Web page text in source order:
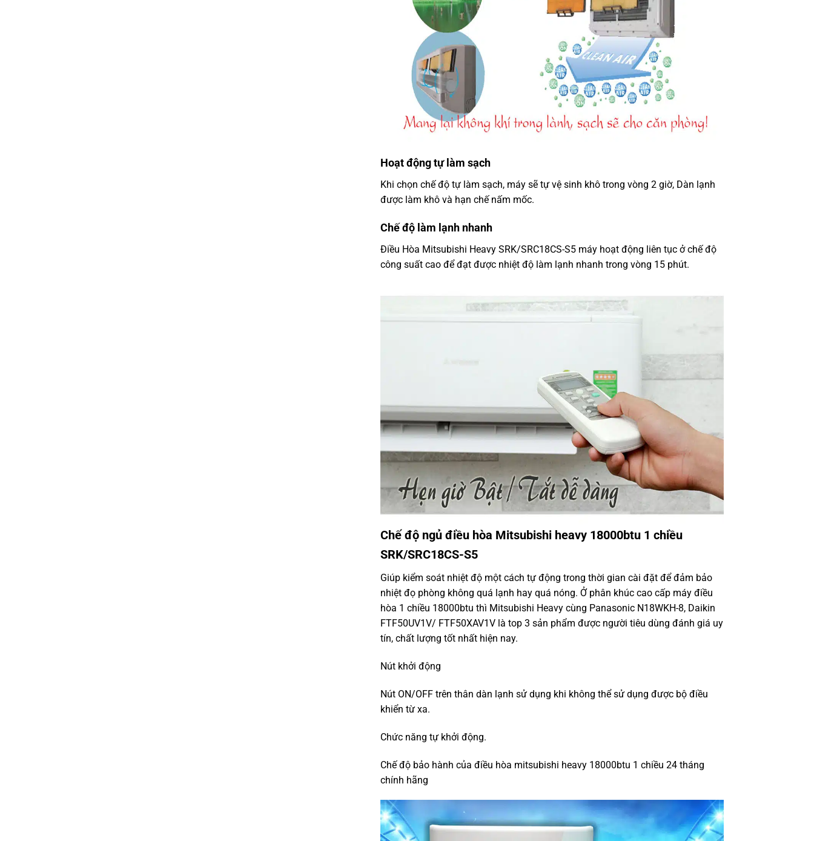
Hoạt động tự làm sạch
Khi chọn chế độ tự làm sạch, máy sẽ tự vệ sinh khô trong vòng 2 giờ, Dàn lạnh
được làm khô và hạn chế nấm mốc.
Chế độ làm lạnh nhanh
Điều Hòa Mitsubishi Heavy SRK/SRC18CS-S5 máy hoạt động liên tục ở chế độ
công suất cao để đạt được nhiệt độ làm lạnh nhanh trong vòng 15 phút.
Chế độ ngủ điều hòa Mitsubishi heavy 18000btu 1 chiều
SRK/SRC18CS-S5
Giúp kiểm soát nhiệt độ một cách tự động trong thời gian cài đặt để đảm bảo
nhiệt đọ phòng không quá lạnh hay quá nóng. Ở phân khúc cao cấp máy điều
hòa 1 chiều 18000btu thì Mitsubishi Heavy cùng Panasonic N18WKH-8, Daikin
FTF50UV1V/ FTF50XAV1V là top 3 sản phẩm được người tiêu dùng đánh giá uy
tín, chất lượng tốt nhất hiện nay.
Nút khởi động
Nút ON/OFF trên thân dàn lạnh sử dụng khi không thể sử dụng được bộ điều
khiển từ xa.
Chức năng tự khởi động.
Chế độ bảo hành của điều hòa mitsubishi heavy 18000btu 1 chiều 24 tháng
chính hãng